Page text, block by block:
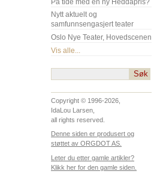
Nytt aktuelt og
samfunnsengasjert teater
Oslo Nye Teater, Hovedscenen
Vis alle...
Copyright © 1996-2026,
IdaLou Larsen,
all rights reserved.
Denne siden er produsert og
støttet av ORGDOT AS.
Leter du etter gamle artikler?
Klikk her for den gamle siden.